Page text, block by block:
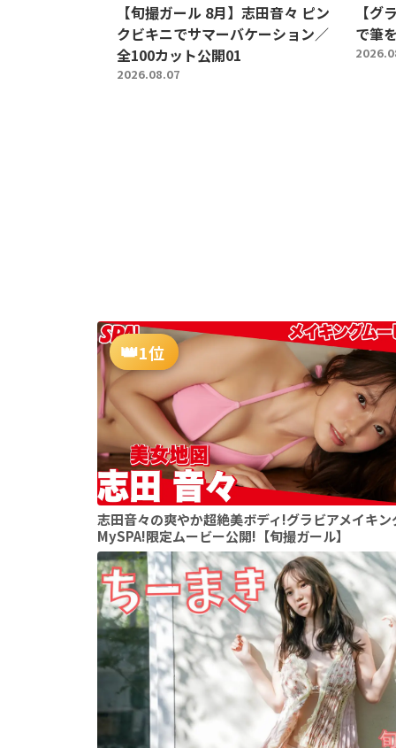
【旬撮ガール 8月】志田音々 ピン
クビキニでサマーバケーション／
全100カット公開01
2026.08.07
【グ
で筆
1位
志田音々の爽やか超絶美ボディ!グラビアメイキン
MySPA!限定ムービー公開!【旬撮ガール】